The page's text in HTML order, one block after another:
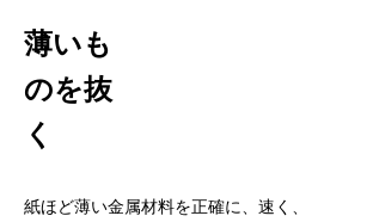
薄いも
のを抜
く
紙ほど薄い金属材料を正確に、速く、